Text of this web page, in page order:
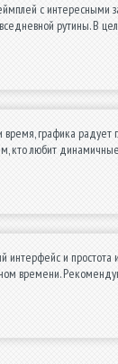
с интересными
рутины. В
время, графика
кто любит
и простота
времени.